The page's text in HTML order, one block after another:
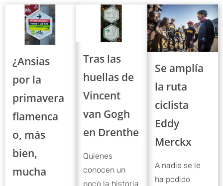
¿Ansias
por la
primavera
flamenca
o, más
bien,
mucha
Tras las
huellas de
Vincent
van Gogh
en Drenthe
Quienes
conocen un
poco la historia
Se amplía
la ruta
ciclista
Eddy
Merckx
A nadie se le
ha podido